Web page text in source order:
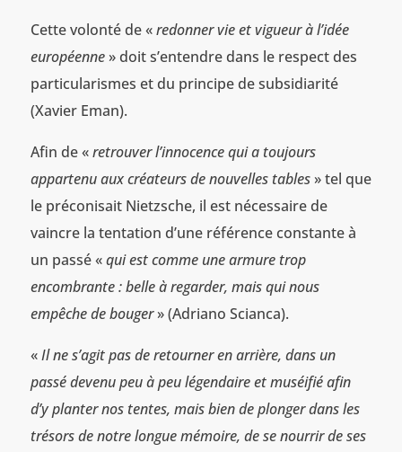
Cette volonté de «redonner vie et vigueur à l’idée
européenne» doit s’entendre dans le respect des
particularismes et du principe de subsidiarité
(Xavier Eman).
Afin de «retrouver l’innocence qui a toujours
appartenu aux créateurs de nouvelles tables» tel que
le préconisait Nietzsche, il est nécessaire de
vaincre la tentation d’une référence constante à
un passé «qui est comme une armure trop
encombrante : belle à regarder, mais qui nous
empêche de bouger» (Adriano Scianca).
«Il ne s’agit pas de retourner en arrière, dans un
passé devenu peu à peu légendaire et muséifié afin
d’y planter nos tentes, mais bien de plonger dans les
trésors de notre longue mémoire, de se nourrir de ses